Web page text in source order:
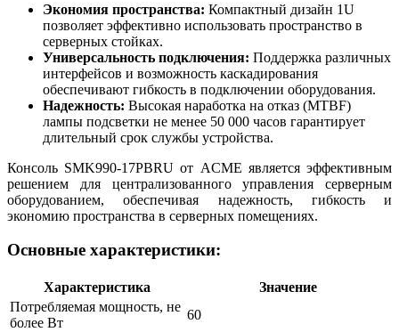
Экономия пространства: Компактный дизайн 1U
позволяет эффективно использовать пространство в
серверных стойках.
Универсальность подключения: Поддержка различных
интерфейсов и возможность каскадирования
обеспечивают гибкость в подключении оборудования.
Надежность: Высокая наработка на отказ (MTBF)
лампы подсветки не менее 50 000 часов гарантирует
длительный срок службы устройства.
Консоль SMK990-17PBRU от ACME является эффективным
решением для централизованного управления серверным
оборудованием, обеспечивая надежность, гибкость и
экономию пространства в серверных помещениях.
Основные характеристики:
Характеристика
Значение
Потребляемая мощность, не
более Вт
60